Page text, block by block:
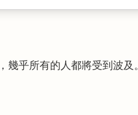
乎所有的人都將受到波及。